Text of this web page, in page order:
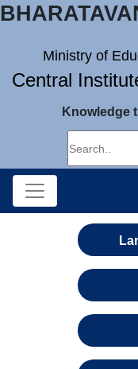
Ministry of
Central
Knowledge